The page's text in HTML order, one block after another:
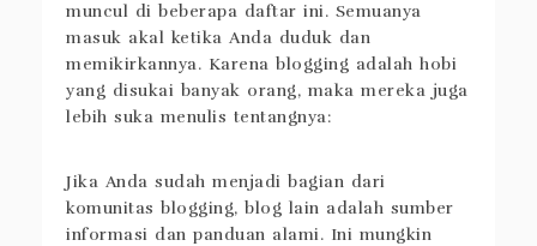
muncul di beberapa daftar ini. Semuanya
masuk akal ketika Anda duduk dan
memikirkannya. Karena blogging adalah hobi
yang disukai banyak orang, maka mereka juga
lebih suka menulis tentangnya:
Jika Anda sudah menjadi bagian dari
komunitas blogging, blog lain adalah sumber
informasi dan panduan alami. Ini mungkin